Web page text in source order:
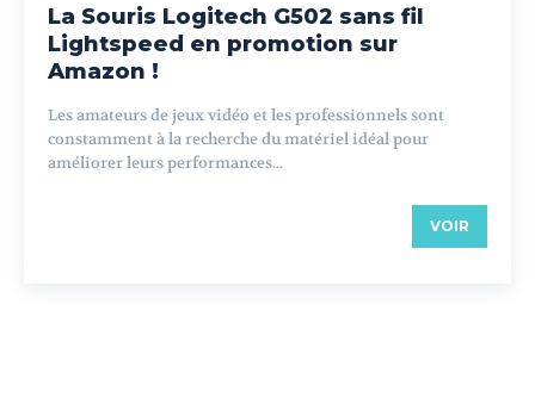
La Souris Logitech G502 sans fil
Lightspeed en promotion sur
Amazon !
Les amateurs de jeux vidéo et les professionnels sont
constamment à la recherche du matériel idéal pour
améliorer leurs performances...
VOIR